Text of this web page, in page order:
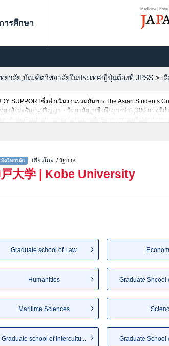
Medicine |
ารศึกษา
ยาลัย,บัณฑิตวิทยาลัยในประเทศญี่ปุ่นต้องที่ JPSS > เ
SUPPORTซึ่งดำเนินงานร่วมกันของThe Asian
ยาลัยระดับอนุปริญญา・วิทยาลัยอาชีวศึกษากว่า1,300 แห่งที่ก
ชาติเช่นGraduate school of LawหรือEconomicsหรือ
เข้าศึกษาเช่นจำนวนคนที่รับสมัครหรือจำนวนคนที่ผ่านการสอ
เฮียวโกะ / รัฐบาล
大学 | Kobe University
Graduate school of Law
Humanities
Maritime Sciences
Graduate school of Intercultu...